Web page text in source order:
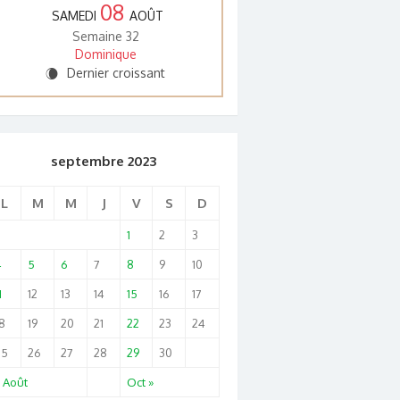
SAMEDI 08 AOÛT
Semaine 32
Dominique
W Dernier croissant
septembre 2023
L M M J V S D
Août Oct »
1 2 3
5 6 7 8 9 10
12 13 14 15 16 17
19 20 21 22 23 24
26 27 28 29 30